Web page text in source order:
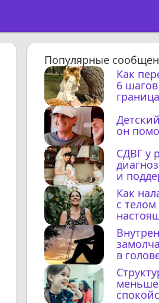
Популярные
Как
6
он
СДВГ у
и
Как
с
в